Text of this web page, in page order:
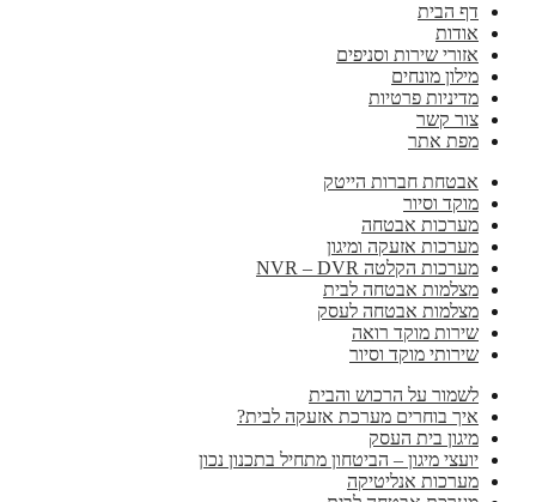
דף הבית
אודות
אזורי שירות וסניפים
מילון מונחים
מדיניות פרטיות
צור קשר
מפת אתר
אבטחת חברות הייטק
מוקד וסיור
מערכות אבטחה
מערכות אזעקה ומיגון
מערכות הקלטה NVR – DVR
מצלמות אבטחה לבית
מצלמות אבטחה לעסק
שירות מוקד רואה
שירותי מוקד וסיור
לשמור על הרכוש והבית
איך בוחרים מערכת אזעקה לבית?
מיגון בית העסק
יועצי מיגון – הביטחון מתחיל בתכנון נכון
מערכות אנליטיקה